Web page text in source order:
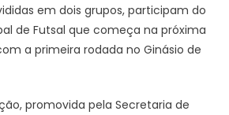
em dois grupos, participam do
de Futsal que começa na próxima
a primeira rodada no Ginásio de
promovida pela Secretaria de